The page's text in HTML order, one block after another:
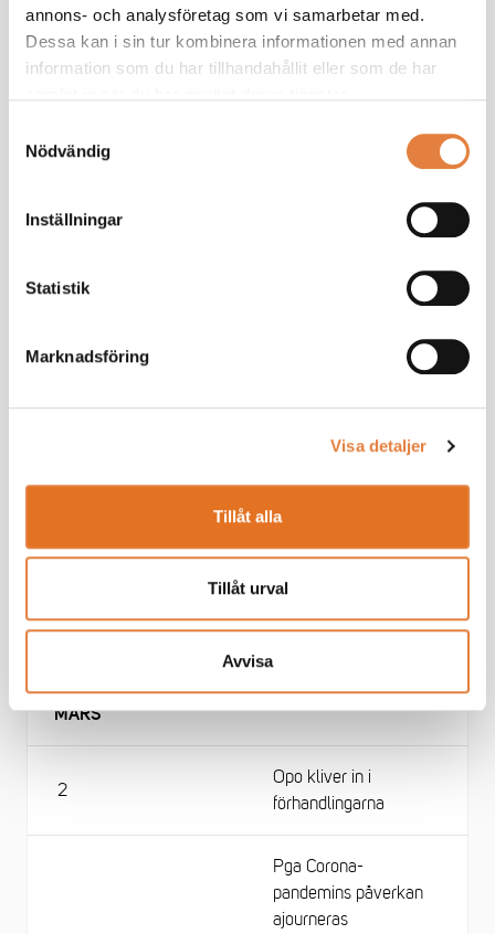
annons- och analysföretag som vi samarbetar med.
Dessa kan i sin tur kombinera informationen med annan
information som du har tillhandahållit eller som de har
Nödvändig
Inställningar
Statistik
Marknadsföring
Visa detaljer
Tillåt alla
Tillåt urval
Avvisa
TMF:s styrelse
fastställer avtalskraven
Konjukturuppdatering
20
inleds
MARS
2
Opo kliver in i
förhandlingarna
Pga Corona-
pandemins påverkan
ajourneras